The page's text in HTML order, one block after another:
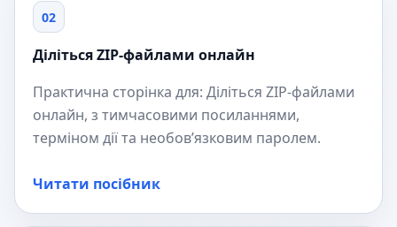
02
Діліться ZIP-файлами онлайн
Практична сторінка для: Діліться ZIP-файлами
онлайн, з тимчасовими посиланнями,
терміном дії та необов’язковим паролем.
Читати посібник